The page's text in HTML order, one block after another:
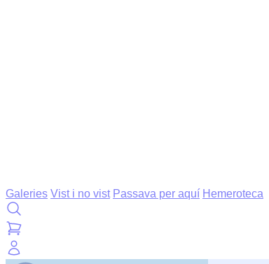
Galeries Vist i no vist Passava per aquí Hemeroteca